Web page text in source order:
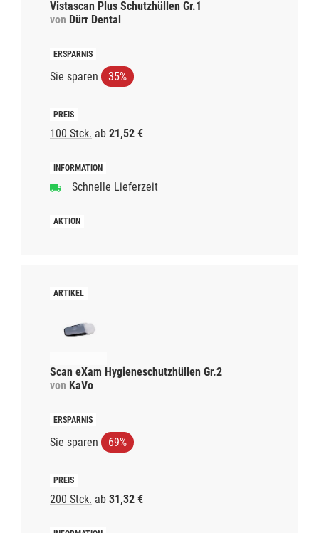
Vistascan Plus Schutzhüllen Gr.1
von Dürr Dental
Sie sparen 35%
100 Stck. ab 21,52 €
Schnelle Lieferzeit
Scan eXam Hygieneschutzhüllen Gr.2
von KaVo
Sie sparen 69%
200 Stck. ab 31,32 €